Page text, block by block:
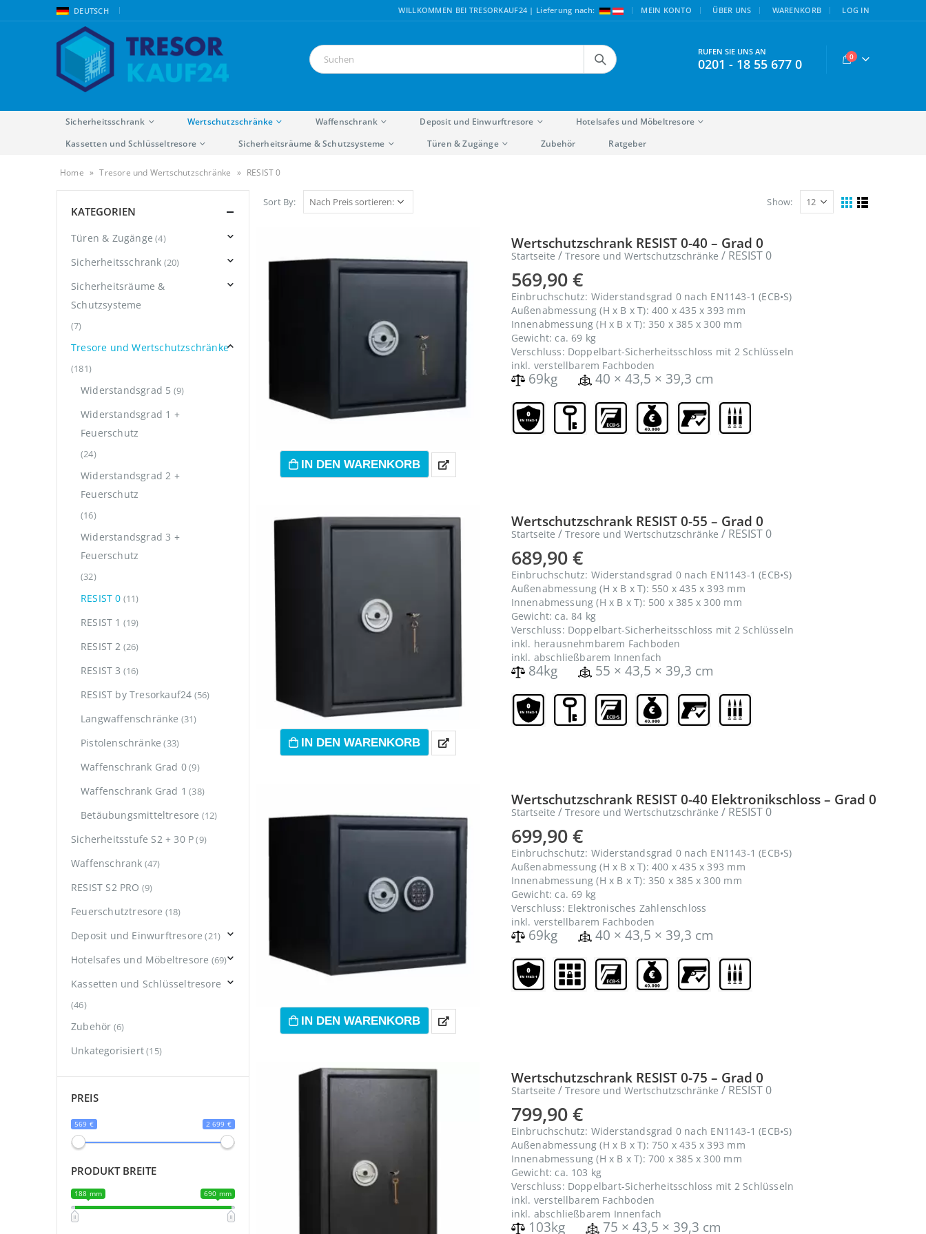
DEUTSCH | WILLKOMMEN BEI TRESORKAUF24 | Lieferung nach: | MEIN KONTO ÜBER UNS WARENKORB LOG IN
RUFEN SIE UNS AN
0201 - 18 55 677 0 0
Sicherheitsschrank Wertschutzschränke Waffenschrank Deposit und Einwurftresore
Hotelsafes und Möbeltresore
Kassetten und Schlüsseltresore
Sicherheitsräume & Schutzsysteme Türen & Zugänge Zubehör Ratgeber
Home » Tresore und Wertschutzschränke » RESIST 0
Sort By: Show:
IN DEN WARENKORB
Wertschutzschrank RESIST 0-40 – Grad 0
Startseite / Tresore und Wertschutzschränke / RESIST 0
569,90€
Einbruchschutz: Widerstandsgrad 0 nach EN1143-1 (ECB•S)
Außenabmessung (H x B x T): 400 x 435 x 393 mm
Innenabmessung (H x B x T): 350 x 385 x 300 mm
Gewicht: ca. 69 kg
Verschluss: Doppelbart-Sicherheitsschloss mit 2 Schlüsseln
inkl. verstellbarem Fachboden
69kg 40 × 43,5 × 39,3 cm
IN DEN WARENKORB
Wertschutzschrank RESIST 0-55 – Grad 0
Startseite / Tresore und Wertschutzschränke / RESIST 0
689,90€
Einbruchschutz: Widerstandsgrad 0 nach EN1143-1 (ECB•S)
Außenabmessung (H x B x T): 550 x 435 x 393 mm
Innenabmessung (H x B x T): 500 x 385 x 300 mm
Gewicht: ca. 84 kg
Verschluss: Doppelbart-Sicherheitsschloss mit 2 Schlüsseln
inkl. herausnehmbarem Fachboden
inkl. abschließbarem Innenfach
84kg 55 × 43,5 × 39,3 cm
IN DEN WARENKORB
Wertschutzschrank RESIST 0-40 Elektronikschloss – Grad 0
Startseite / Tresore und Wertschutzschränke / RESIST 0
699,90€
Einbruchschutz: Widerstandsgrad 0 nach EN1143-1 (ECB•S)
Außenabmessung (H x B x T): 400 x 435 x 393 mm
Innenabmessung (H x B x T): 350 x 385 x 300 mm
Gewicht: ca. 69 kg
Verschluss: Elektronisches Zahlenschloss
inkl. verstellbarem Fachboden
69kg 40 × 43,5 × 39,3 cm
Wertschutzschrank RESIST 0-75 – Grad 0
Startseite / Tresore und Wertschutzschränke / RESIST 0
799,90€
Einbruchschutz: Widerstandsgrad 0 nach EN1143-1 (ECB•S)
Außenabmessung (H x B x T): 750 x 435 x 393 mm
Innenabmessung (H x B x T): 700 x 385 x 300 mm
Gewicht: ca. 103 kg
Verschluss: Doppelbart-Sicherheitsschloss mit 2 Schlüsseln
inkl. verstellbarem Fachboden
inkl. abschließbarem Innenfach
103kg 75 × 43,5 × 39,3 cm
KATEGORIEN
Türen & Zugänge (4)
Sicherheitsschrank (20)
Sicherheitsräume &
Schutzsysteme
(7)
Tresore und Wertschutzschränke
(181)
Widerstandsgrad 5 (9)
Widerstandsgrad 1 +
Feuerschutz
(24)
Widerstandsgrad 2 +
Feuerschutz
(16)
Widerstandsgrad 3 +
Feuerschutz
(32)
RESIST 0 (11)
RESIST 1 (19)
RESIST 2 (26)
RESIST 3 (16)
RESIST by Tresorkauf24 (56)
Langwaffenschränke (31)
Pistolenschränke (33)
Waffenschrank Grad 0(9)
Waffenschrank Grad 1 (38)
Betäubungsmitteltresore (12)
Sicherheitsstufe S2 + 30 P(9)
Waffenschrank (47)
RESIST S2 PRO (9)
Feuerschutztresore (18)
Deposit und Einwurftresore (21)
Hotelsafes und Möbeltresore (69)
Kassetten und Schlüsseltresore
(46)
Zubehör (6)
Unkategorisiert(15)
PREIS
569 € 2 699 €
PRODUKT BREITE
188 mm 690 mm